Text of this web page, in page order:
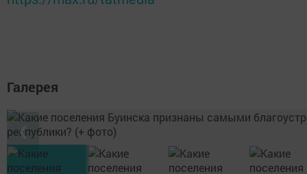
Галерея
❮